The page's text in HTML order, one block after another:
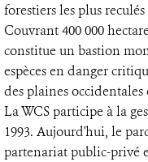
forestiers les plus
Couvrant 400 000
constitue un bastion
espèces en danger
des plaines
La WCS participe à la
1993. Aujourd'hui, le
partenariat public-privé